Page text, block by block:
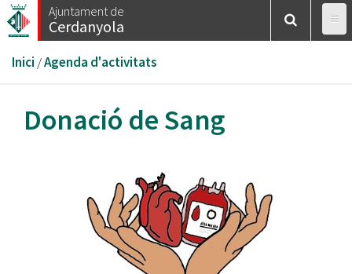
Vés
al
Ajuntament de
Cerdanyola
Esteu
aquí
Inici /Agenda d'activitats
Donació de Sang